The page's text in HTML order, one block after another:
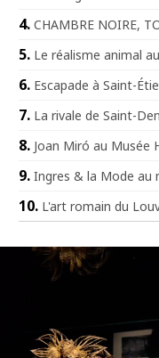
CHAMBRE NOIRE,
Le réalisme animal
Escapade à Saint-
La rivale de Saint-
Joan Miró au Musée
Ingres & la Mode au
L'art romain du